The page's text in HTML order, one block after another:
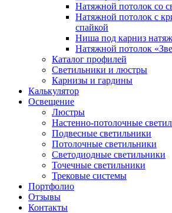
Натяжной потолок со
Натяжной потолок с
спайкой
Ниша под карниз
Натяжной потолок
Каталог профилей
Светильники и люстры
Карнизы и гардины
Калькулятор
Освещение
Люстры
Настенно-потолочные
Подвесные светильники
Потолочные светильники
Светодиодные светильники
Точечные светильники
Трековые системы
Портфолио
Отзывы
Контакты